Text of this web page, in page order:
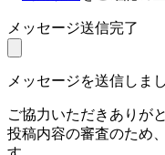
メッセージ送信完了
メッセージを送信しまし
ご協力いただきありが
投稿内容の審査のため